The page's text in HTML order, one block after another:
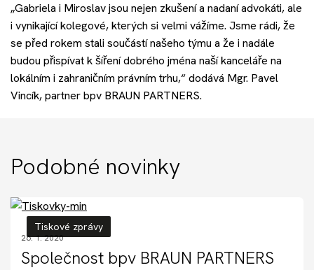
„Gabriela i Miroslav jsou nejen zkušení a nadaní advokáti, ale
i vynikající kolegové, kterých si velmi vážíme. Jsme rádi, že
se před rokem stali součástí našeho týmu a že i nadále
budou přispívat k šíření dobrého jména naší kanceláře na
lokálním i zahraničním právním trhu,“ dodává Mgr. Pavel
Vincík, partner bpv BRAUN PARTNERS.
Podobné novinky
Tiskové zprávy
26. 1. 2020
Společnost bpv BRAUN PARTNERS